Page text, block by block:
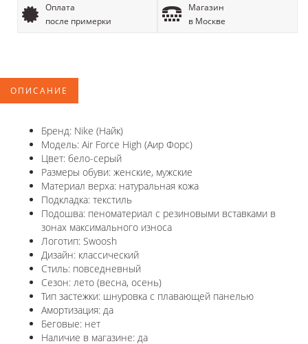
Оплата
после примерки
Магазин
в Москве
ОПИСАНИЕ
Бренд: Nike (Найк)
Модель: Air Force High (Аир Форс)
Цвет: бело-серый
Размеры обуви: женские, мужские
Материал верха: натуральная кожа
Подкладка: текстиль
Подошва: пеноматериал с резиновыми вставками в
зонах максимального износа
Логотип: Swoosh
Дизайн: классический
Стиль: повседневный
Сезон: лето (весна, осень)
Тип застежки: шнуровка с плавающей панелью
Амортизация: да
Беговые: нет
Наличие в магазине: да